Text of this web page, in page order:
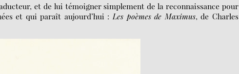
et de lui témoigner simplement de la reconnaissance pour
et qui paraît aujourd’hui : Les poèmes de Maximus, de Charles